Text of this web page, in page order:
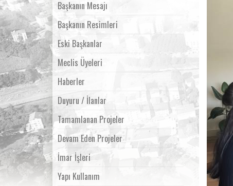
Başkanın Mesajı
Başkanın Resimleri
Eski Başkanlar
Meclis Üyeleri
Haberler
Duyuru / İlanlar
Tamamlanan Projeler
Devam Eden Projeler
İmar İşleri
Yapı Kullanım